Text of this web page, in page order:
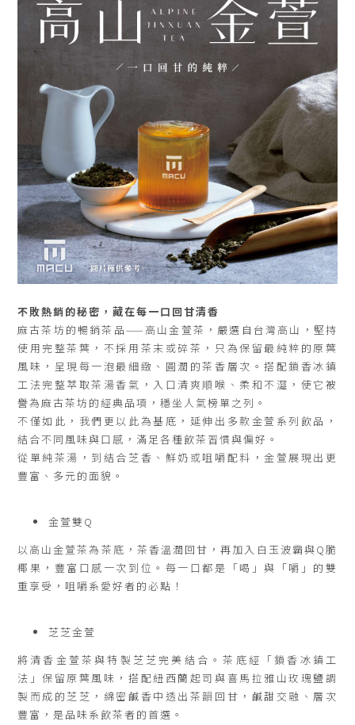
不敗熱銷的秘密，藏在每一口回甘清香
麻古茶坊的暢銷茶品——高山金萱茶，嚴選自台灣高山，堅持
使用完整茶葉，不採用茶末或碎茶，只為保留最純粹的原葉
風味，呈現每一泡最細緻、圓潤的茶香層次。搭配鎖香冰鎮
工法完整萃取茶湯香氣，入口清爽順喉、柔和不澀，使它被
譽為麻古茶坊的經典品項，穩坐人氣榜單之列。
不僅如此，我們更以此為基底，延伸出多款金萱系列飲品，
結合不同風味與口感，滿足各種飲茶習慣與偏好。
從單純茶湯，到結合芝香、鮮奶或咀嚼配料，金萱展現出更
豐富、多元的面貌。
金萱雙Q
以高山金萱茶為茶底，茶香溫潤回甘，再加入白玉波霸與Q脆
椰果，豐富口感一次到位。每一口都是「喝」與「嚼」的雙
重享受，咀嚼系愛好者的必點！
芝芝金萱
將清香金萱茶與特製芝芝完美結合。茶底經「鎖香冰鎮工
法」保留原葉風味，搭配紐西蘭起司與喜馬拉雅山玫瑰鹽調
製而成的芝芝，綿密鹹香中透出茶韻回甘，鹹甜交融、層次
豐富，是品味系飲茶者的首選。